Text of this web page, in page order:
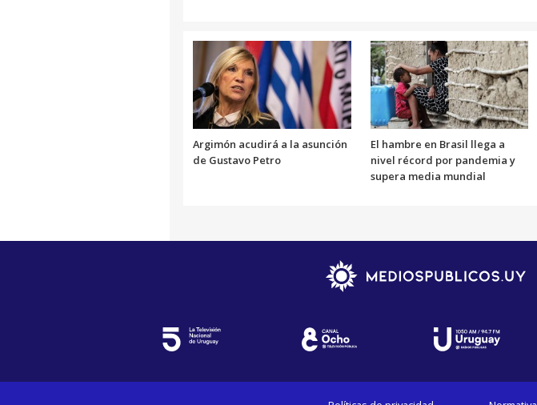
Argimón acudirá a la asunción
de Gustavo Petro
El hambre en Brasil llega a
nivel récord por pandemia y
supera media mundial